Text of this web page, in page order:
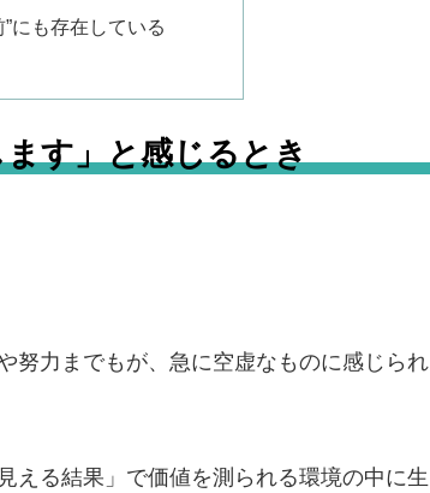
にも存在している
す」と感じるとき
努力までもが、急に空虚なものに感じられ
える結果」で価値を測られる環境の中に生